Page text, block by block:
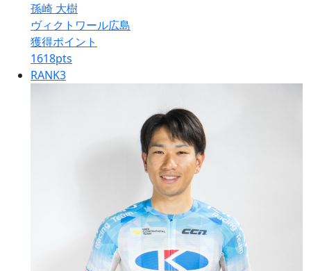
孫崎 大樹
ヴィクトワール広島
獲得ポイント
1618pts
RANK3